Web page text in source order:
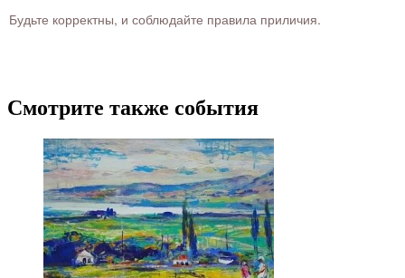
Будьте корректны, и соблюдайте правила приличия.
Смотрите также события